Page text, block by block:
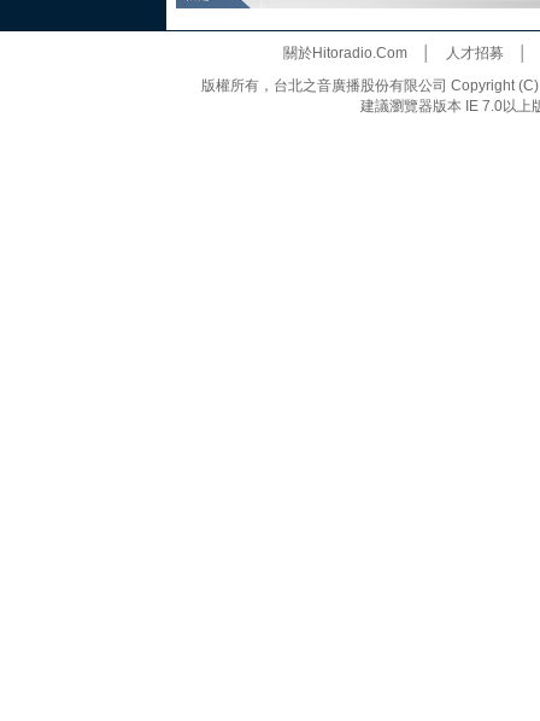
關於Hitoradio.Com│ 人才招募
版權所有，台北之音廣播股份有限公司 Copyright
建議瀏覽器版本 IE 7.0以上